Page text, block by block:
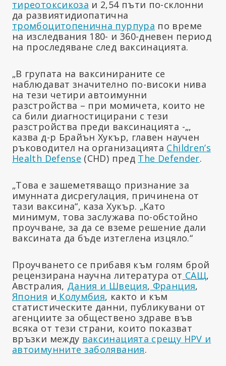
тиреотоксикоза и 2,54 пъти по-склонни
да развиятидиопатична
тромбоцитопенична пурпура по време
на изследвания 180- и 360-дневен период
на проследяване след ваксинацията.
„В групата на ваксинираните се
наблюдават значително по-високи нива
на тези четири автоимунни
разстройства – при момичета, които не
са били диагностицирани с тези
разстройства преди ваксинацията -„,
казва д-р Брайън Хукър, главен научен
ръководител на организацията Children’s
Health Defense (CHD) пред The Defender.
„Това е зашеметяващо признание за
имунната дисрегулация, причинена от
тази ваксина“, каза Хукър. „Като
минимум, това заслужава по-обстойно
проучване, за да се вземе решение дали
ваксината да бъде изтеглена изцяло.“
Проучването се прибавя към голям брой
рецензирана научна литература от САЩ,
Австралия, Дания и Швеция, Франция,
Япония и Колумбия, както и към
статистическите данни, публикувани от
агенциите за обществено здраве във
всяка от тези страни, които показват
връзки между ваксинацията срещу HPV и
автоимунните заболявания.